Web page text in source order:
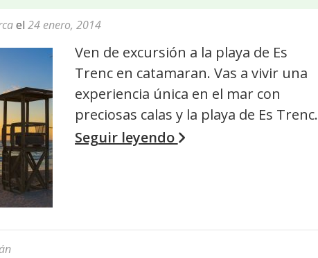
el 24 enero, 2014
Ven de excursión a la playa de Es
Trenc en catamaran. Vas a vivir una
experiencia única en el mar con
preciosas calas y la playa de Es Trenc.
Seguir leyendo